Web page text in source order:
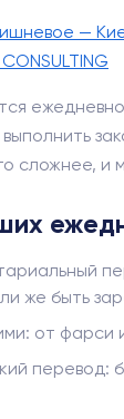
—
сложнее,
же быть
от фарси
перевод: